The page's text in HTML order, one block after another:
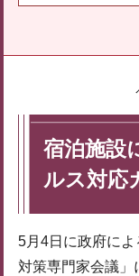
宿泊施設
ルス対応
5月4日に政府に
対策専門家会議